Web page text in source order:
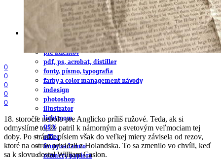
DeTePe [dtp]
ZÁKAZKY
NÁVODY
základy DTP
pre klientov
pdf, ps, acrobat, distiller
fonty, písmo, typografia
farby a color management návody
indesign
photoshop
illustrator
lightroom
OS X
office
fonty zadarmo
rozmery papiera
0
0
0
0
0
18. storočie nebolo pre Anglicko príliš ružové. Teda, ak si
odmyslíme to, že patril k námorným a svetovým veľmociam tej
doby. Po stránke písiem však do veľkej miery závisela od rezov,
ktoré na ostrov priviezli z Holandska. To sa zmenilo vo chvíli, keď
sa k slovu dostal William Caslon.